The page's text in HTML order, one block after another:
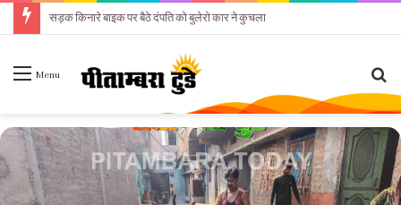
सड़क किनारे बाइक पर बैठे दंपति को बुलेरो कार ने कुचला
Menu